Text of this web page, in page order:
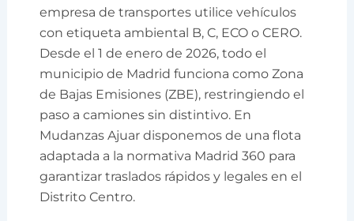
empresa de transportes utilice vehículos
con etiqueta ambiental B, C, ECO o CERO.
Desde el 1 de enero de 2026, todo el
municipio de Madrid funciona como Zona
de Bajas Emisiones (ZBE), restringiendo el
paso a camiones sin distintivo. En
Mudanzas Ajuar disponemos de una flota
adaptada a la normativa Madrid 360 para
garantizar traslados rápidos y legales en el
Distrito Centro.